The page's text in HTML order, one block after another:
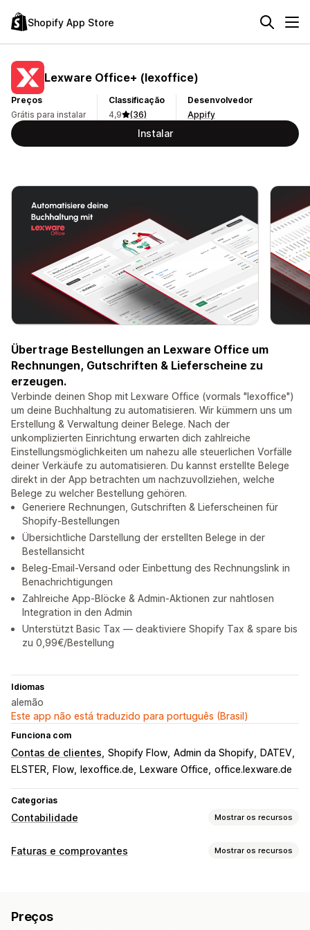
Shopify App Store
Lexware Office+ (lexoffice)
Preços
Grátis para instalar
Classificação
4,9
(36)
Desenvolvedor
Appify
Instalar
Übertrage Bestellungen an Lexware Office um
Rechnungen, Gutschriften & Lieferscheine zu
erzeugen.
Verbinde deinen Shop mit Lexware Office (vormals "lexoffice")
um deine Buchhaltung zu automatisieren. Wir kümmern uns um
Erstellung & Verwaltung deiner Belege. Nach der
unkomplizierten Einrichtung erwarten dich zahlreiche
Einstellungsmöglichkeiten um nahezu alle steuerlichen Vorfälle
deiner Verkäufe zu automatisieren. Du kannst erstellte Belege
direkt in der App betrachten um nachzuvollziehen, welche
Belege zu welcher Bestellung gehören.
Generiere Rechnungen, Gutschriften & Lieferscheinen für
Shopify-Bestellungen
Übersichtliche Darstellung der erstellten Belege in der
Bestellansicht
Beleg-Email-Versand oder Einbettung des Rechnungslink in
Benachrichtigungen
Zahlreiche App-Blöcke & Admin-Aktionen zur nahtlosen
Integration in den Admin
Unterstützt Basic Tax — deaktiviere Shopify Tax & spare bis
zu 0,99€/Bestellung
Idiomas
alemão
Este app não está traduzido para português (Brasil)
Funciona com
Contas de clientes Shopify Flow Admin da Shopify
DATEV
ELSTER
Flow lexoffice.de Lexware Office office.lexware.de
Categorias
Contabilidade Mostrar os recursos
Relatórios financeiros
Painel de controle de desempenho
Faturas e comprovantes Mostrar os recursos
Guias de remessa
Preços